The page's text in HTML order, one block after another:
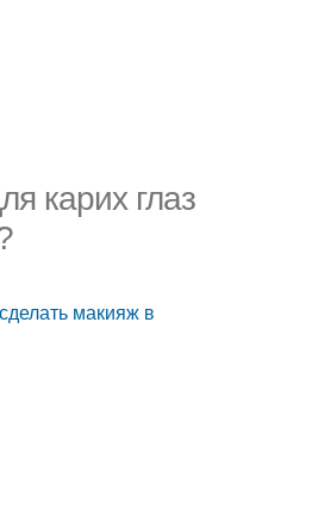
карих глаз
макияж в